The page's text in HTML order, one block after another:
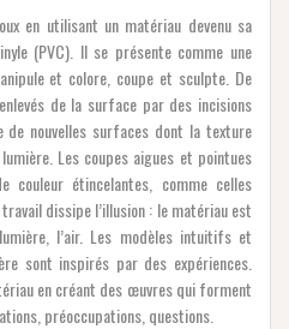
en utilisant un matériau devenu sa
(PVC). Il se présente comme une
et colore, coupe et sculpte. De
de la surface par des incisions
de nouvelles surfaces dont la texture
Les coupes aigues et pointues
étincelantes, comme celles
dissipe l’illusion : le matériau est
l’air. Les modèles intuitifs et
sont inspirés par des expériences.
en créant des œuvres qui forment
préoccupations, questions.